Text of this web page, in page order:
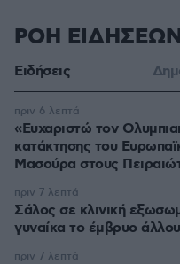
ΡΟΗ
Ειδήσεις
«Ευχαριστώ τον
κατάκτησης του
Μασούρα στους
πριν 6 λεπτά
Σάλος σε κλινική
γυναίκα το έμβρυο
πριν 7 λεπτά
πριν 7 λεπτά